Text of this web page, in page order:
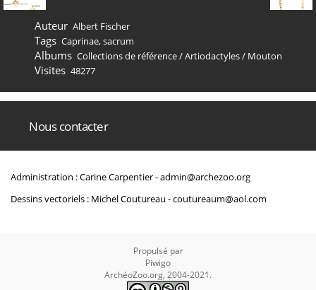
Auteur Albert Fischer
Tags Caprinae,sacrum
Albums Collections de référence/Artiodactyles/ Mouton
Visites 48277
Nous contacter
Administration : Carine Carpentier -admin@archezoo.org
Dessins vectoriels : Michel Coutureau -coutureaum@aol.com
Propulsé par
Piwigo
ArchéoZoo.org, 2004-2021.